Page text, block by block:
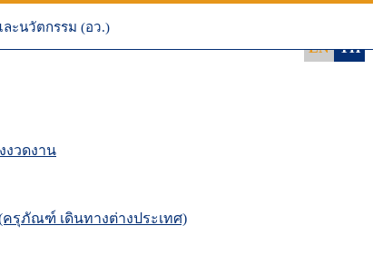
ะนวัตกรรม (อว.)
EN
TH
งวดงาน
ครุภัณฑ์ เดินทางต่างประเทศ)